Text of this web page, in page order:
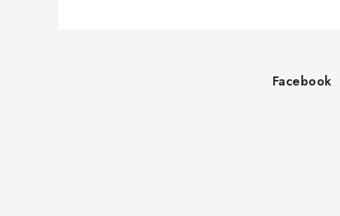
Facebook